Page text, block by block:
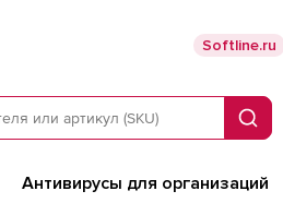
Softline.ru
Поиск
Антивирусы для организаций